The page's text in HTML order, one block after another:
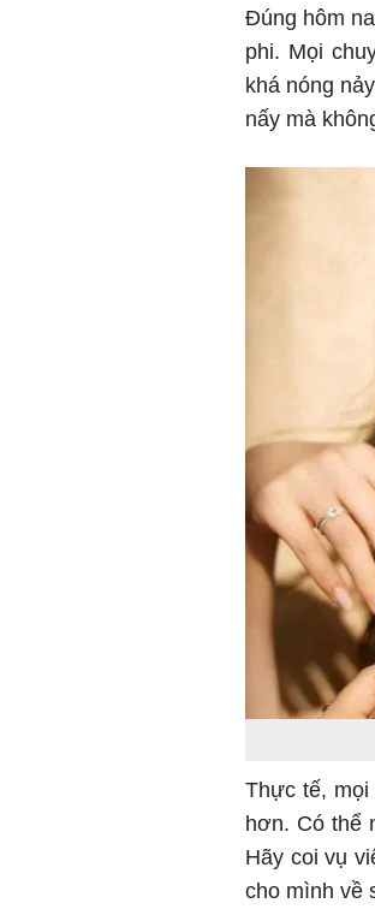
Đúng hôm
phi. Mọi
khá nóng
nấy mà
Thực tế,
hơn. Có thể
Hãy coi vụ
cho mình về